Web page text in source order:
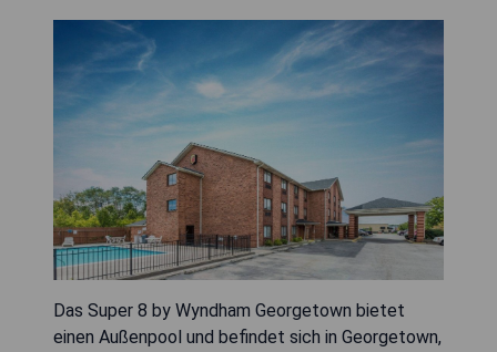
Das Super 8 by Wyndham Georgetown bietet
einen Außenpool und befindet sich in Georgetown,